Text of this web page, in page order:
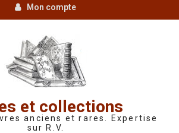
Mon compte
et collections
anciens et rares. Expertise
sur R.V.